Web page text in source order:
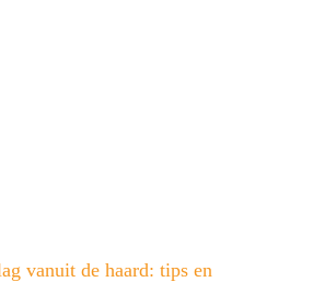
vanuit de haard: tips en